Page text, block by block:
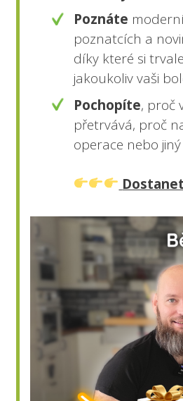
Poznáte
poznatcích a
díky které si trvale
jakoukoliv vaši
Pochopíte, proč
přetrvává, proč
operace nebo